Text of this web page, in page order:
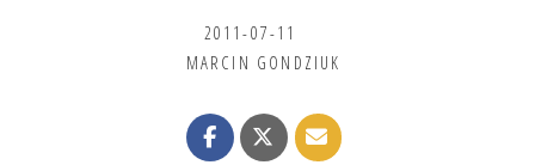
2011-07-11
MARCIN GONDZIUK